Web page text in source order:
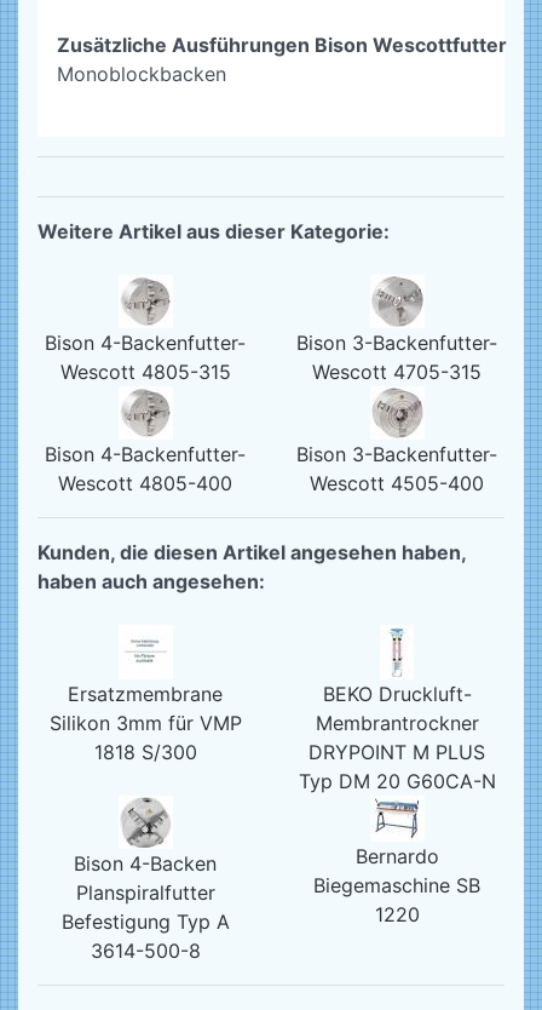
Zusätzliche Ausführungen Bison Wescottfutter
Monoblockbacken
Weitere Artikel aus dieser Kategorie:
Bison 4-Backenfutter-
Wescott 4805-315
Bison 3-Backenfutter-
Wescott 4705-315
Bison 4-Backenfutter-
Wescott 4805-400
Bison 3-Backenfutter-
Wescott 4505-400
Kunden, die diesen Artikel angesehen haben,
haben auch angesehen:
Ersatzmembrane
Silikon 3mm für VMP
1818 S/300
BEKO Druckluft-
Membrantrockner
DRYPOINT M PLUS
Typ DM 20 G60CA-N
Bison 4-Backen
Planspiralfutter
Befestigung Typ A
3614-500-8
Bernardo
Biegemaschine SB
1220